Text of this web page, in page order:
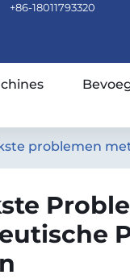
+86-18011793320
problemen